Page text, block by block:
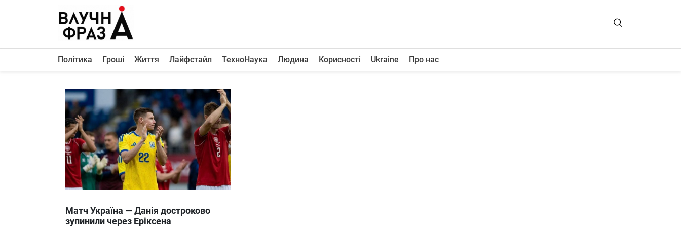
Політика
Життя
Лайфстайл
ТехноНаука
Людина
Корисності
Про нас
Політика Гроші Життя Лайфстайл ТехноНаука Людина Корисності Ukraine Про нас
Матч Україна — Данія достроково
зупинили через Еріксена